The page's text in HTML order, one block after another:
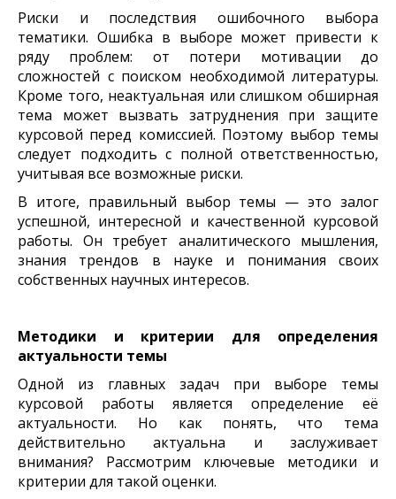
Риски и последствия ошибочного выбора
тематики. Ошибка в выборе может привести к
ряду проблем: от потери мотивации до
сложностей с поиском необходимой литературы.
Кроме того, неактуальная или слишком обширная
тема может вызвать затруднения при защите
курсовой перед комиссией. Поэтому выбор темы
следует подходить с полной ответственностью,
учитывая все возможные риски.
В итоге, правильный выбор темы — это залог
успешной, интересной и качественной курсовой
работы. Он требует аналитического мышления,
знания трендов в науке и понимания своих
собственных научных интересов.
Методики и критерии для определения
актуальности темы
Одной из главных задач при выборе темы
курсовой работы является определение её
актуальности. Но как понять, что тема
действительно актуальна и заслуживает
внимания? Рассмотрим ключевые методики и
критерии для такой оценки.